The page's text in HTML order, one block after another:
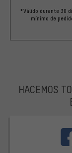
*Válido durante 30
mínimo de
HACEMOS